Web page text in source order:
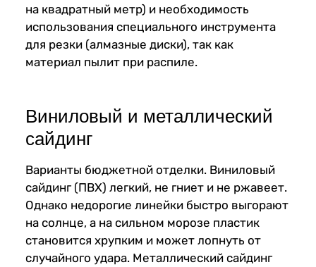
на квадратный метр) и необходимость
использования специального инструмента
для резки (алмазные диски), так как
материал пылит при распиле.
Виниловый и металлический
сайдинг
Варианты бюджетной отделки. Виниловый
сайдинг (ПВХ) легкий, не гниет и не ржавеет.
Однако недорогие линейки быстро выгорают
на солнце, а на сильном морозе пластик
становится хрупким и может лопнуть от
случайного удара. Металлический сайдинг